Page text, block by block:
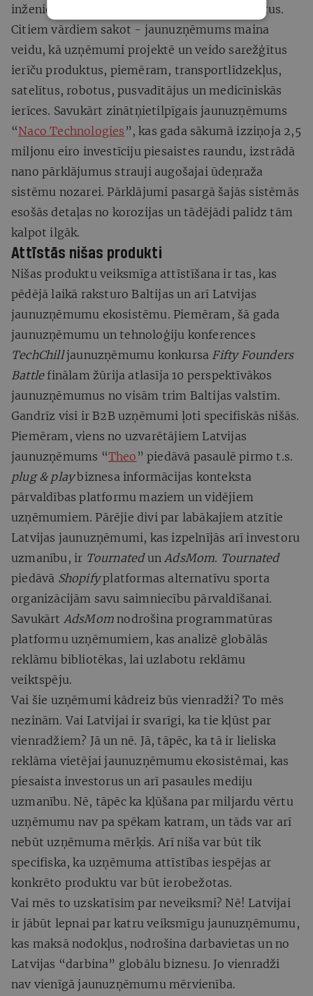
inženieriem, kas izstrādā rūpniecības produktus.
Citiem vārdiem sakot - jaunuzņēmums maina
veidu, kā uzņēmumi projektē un veido sarežģītus
ierīču produktus, piemēram, transportlīdzekļus,
satelītus, robotus, pusvadītājus un medicīniskās
ierīces. Savukārt zinātņietilpīgais jaunuzņēmums
“Naco Technologies ”, kas gada sākumā izziņoja 2,5
miljonu eiro investīciju piesaistes raundu, izstrādā
nano pārklājumus strauji augošajai ūdeņraža
sistēmu nozarei. Pārklājumi pasargā šajās sistēmās
esošās detaļas no korozijas un tādējādi palīdz tām
kalpot ilgāk.
Attīstās nišas produkti
Nišas produktu veiksmīga attīstīšana ir tas, kas
pēdējā laikā raksturo Baltijas un arī Latvijas
jaunuzņēmumu ekosistēmu. Piemēram, šā gada
jaunuzņēmumu un tehnoloģiju konferences
TechChilljaunuzņēmumu konkursa Fifty Founders
Battlefinālam žūrija atlasīja 10 perspektīvākos
jaunuzņēmumus no visām trim Baltijas valstīm.
Gandrīz visi ir B2B uzņēmumi ļoti specifiskās nišās.
Piemēram, viens no uzvarētājiem Latvijas
jaunuzņēmums “Theo ” piedāvā pasaulē pirmo t.s.
plug & playbiznesa informācijas konteksta
pārvaldības platformu maziem un vidējiem
uzņēmumiem. Pārējie divi par labākajiem atzītie
Latvijas jaunuzņēmumi, kas izpelnījās arī investoru
uzmanību, ir Tournatedun AdsMom. Tournated
piedāvā Shopifyplatformas alternatīvu sporta
organizācijām savu saimniecību pārvaldīšanai.
Savukārt AdsMom nodrošina programmatūras
platformu uzņēmumiem, kas analizē globālās
reklāmu bibliotēkas, lai uzlabotu reklāmu
veiktspēju.
Vai šie uzņēmumi kādreiz būs vienradži? To mēs
nezinām. Vai Latvijai ir svarīgi, ka tie kļūst par
vienradžiem? Jā un nē. Jā, tāpēc, ka tā ir lieliska
reklāma vietējai jaunuzņēmumu ekosistēmai, kas
piesaista investorus un arī pasaules mediju
uzmanību. Nē, tāpēc ka kļūšana par miljardu vērtu
uzņēmumu nav pa spēkam katram, un tāds var arī
nebūt uzņēmuma mērķis. Arī niša var būt tik
specifiska, ka uzņēmuma attīstības iespējas ar
konkrēto produktu var būt ierobežotas.
Vai mēs to uzskatīsim par neveiksmi? Nē! Latvijai
ir jābūt lepnai par katru veiksmīgu jaunuzņēmumu,
kas maksā nodokļus, nodrošina darbavietas un no
Latvijas “darbina” globālu biznesu. Jo vienradži
nav vienīgā jaunuzņēmumu mērvienība.